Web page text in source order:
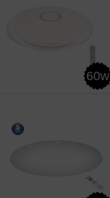
60w